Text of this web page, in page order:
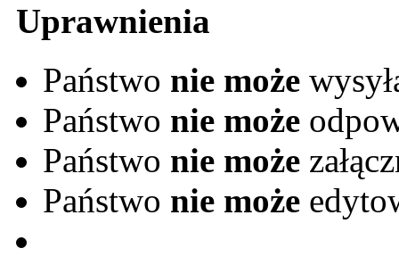
Uprawnienia
Państwo nie może
Państwo nie może
Państwo nie może
Państwo nie może